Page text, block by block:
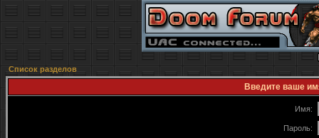
Список разделов
Введите ваше
Имя:
Пароль: